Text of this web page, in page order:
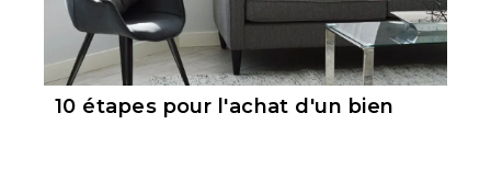
10 étapes pour l'achat d'un bien